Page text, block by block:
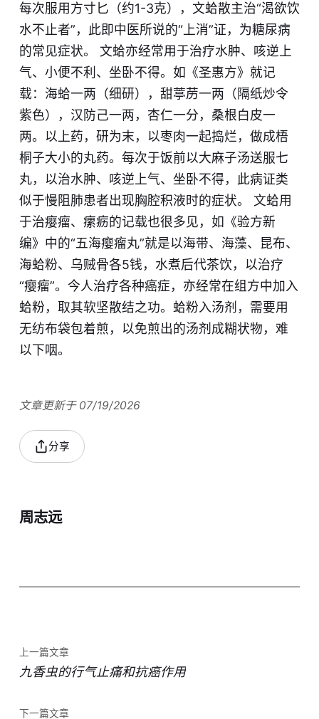
每次服用方寸匕（约1-3克），文蛤散主治“渴欲饮
水不止者”，此即中医所说的“上消”证，为糖尿病
的常见症状。 文蛤亦经常用于治疗水肿、咳逆上
气、小便不利、坐卧不得。如《圣惠方》就记
载：海蛤一两（细研），甜葶苈一两（隔纸炒令
紫色），汉防己一两，杏仁一分，桑根白皮一
两。以上药，研为末，以枣肉一起捣烂，做成梧
桐子大小的丸药。每次于饭前以大麻子汤送服七
丸，以治水肿、咳逆上气、坐卧不得，此病证类
似于慢阻肺患者出现胸腔积液时的症状。 文蛤用
于治瘿瘤、瘰疬的记载也很多见，如《验方新
编》中的“五海瘿瘤丸”就是以海带、海藻、昆布、
海蛤粉、乌贼骨各5钱，水煮后代茶饮，以治疗
“瘿瘤”。今人治疗各种癌症，亦经常在组方中加入
蛤粉，取其软坚散结之功。蛤粉入汤剂，需要用
无纺布袋包着煎，以免煎出的汤剂成糊状物，难
以下咽。
文章更新于 07/19/2026
分享
周志远
上一篇文章
九香虫的行气止痛和抗癌作用
下一篇文章